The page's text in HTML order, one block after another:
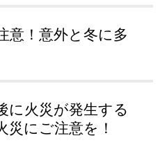
意！意外と冬に多
に火災が発生する
災にご注意を！